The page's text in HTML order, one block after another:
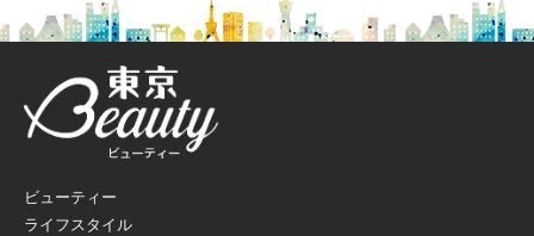
ビューティー
ライフスタイル